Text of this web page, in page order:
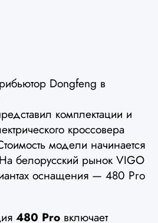
Dongfeng в
комплектации и
кроссовера
модели начинается
белорусский рынок VIGO
оснащения — 480 Pro
480 Pro включает